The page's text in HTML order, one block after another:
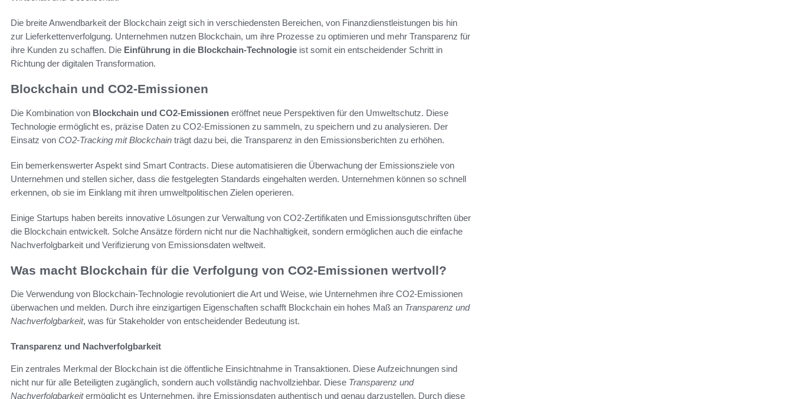
Die breite Anwendbarkeit der Blockchain zeigt sich in verschiedensten Bereichen, von Finanzdienstleistungen bis hin
zur Lieferkettenverfolgung. Unternehmen nutzen Blockchain, um ihre Prozesse zu optimieren und mehr Transparenz für
ihre Kunden zu schaffen. Die Einführung in die Blockchain-Technologie ist somit ein entscheidender Schritt in
Richtung der digitalen Transformation.
Blockchain und CO2-Emissionen
Die Kombination von Blockchain und CO2-Emissionen eröffnet neue Perspektiven für den Umweltschutz. Diese
Technologie ermöglicht es, präzise Daten zu CO2-Emissionen zu sammeln, zu speichern und zu analysieren. Der
Einsatz von CO2-Tracking mit Blockchain trägt dazu bei, die Transparenz in den Emissionsberichten zu erhöhen.
Ein bemerkenswerter Aspekt sind Smart Contracts. Diese automatisieren die Überwachung der Emissionsziele von
Unternehmen und stellen sicher, dass die festgelegten Standards eingehalten werden. Unternehmen können so schnell
erkennen, ob sie im Einklang mit ihren umweltpolitischen Zielen operieren.
Einige Startups haben bereits innovative Lösungen zur Verwaltung von CO2-Zertifikaten und Emissionsgutschriften über
die Blockchain entwickelt. Solche Ansätze fördern nicht nur die Nachhaltigkeit, sondern ermöglichen auch die einfache
Nachverfolgbarkeit und Verifizierung von Emissionsdaten weltweit.
Was macht Blockchain für die Verfolgung von CO2-Emissionen wertvoll?
Die Verwendung von Blockchain-Technologie revolutioniert die Art und Weise, wie Unternehmen ihre CO2-Emissionen
überwachen und melden. Durch ihre einzigartigen Eigenschaften schafft Blockchain ein hohes Maß an Transparenz und
Nachverfolgbarkeit, was für Stakeholder von entscheidender Bedeutung ist.
Transparenz und Nachverfolgbarkeit
Ein zentrales Merkmal der Blockchain ist die öffentliche Einsichtnahme in Transaktionen. Diese Aufzeichnungen sind
nicht nur für alle Beteiligten zugänglich, sondern auch vollständig nachvollziehbar. Diese Transparenz und
Nachverfolgbarkeitermöglicht es Unternehmen, ihre Emissionsdaten authentisch und genau darzustellen. Durch diese